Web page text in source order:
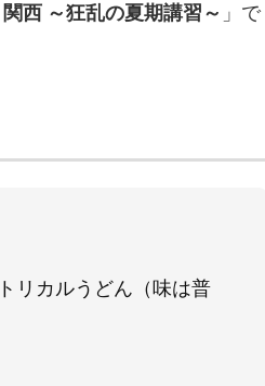
西 ～狂乱の夏期講習～ 」で
リカルうどん（味は普